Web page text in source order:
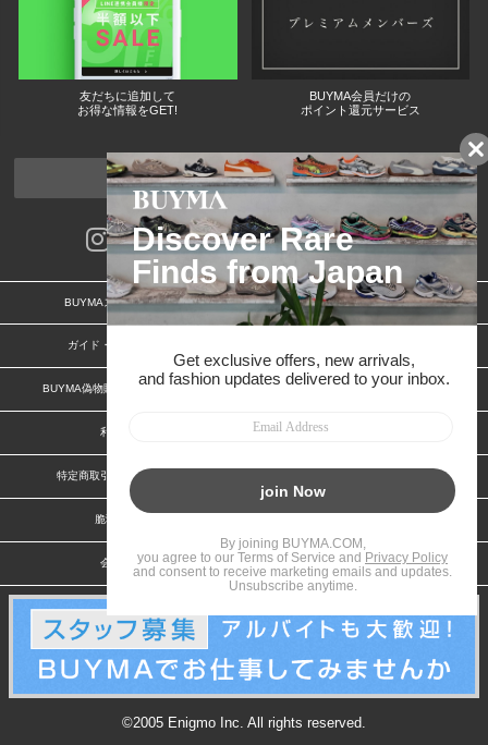
友だちに追加して
お得な情報をGET!
BUYMA会員だけの
ポイント還元サービス
ページトップへ
BUYMAスタートガイド 安心への取り組み
ガイド・お問い合わせ
BUYMA偽物販売防止の取り組み BUYMA CARD
利用規約
特定商取引法に関する表記
脆弱性報告
会社案内 スタッフ募集
©2005 Enigmo Inc. All rights reserved.